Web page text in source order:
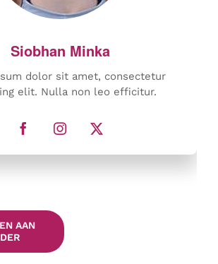
dolor sit amet, consectetur
elit. Nulla non leo efficitur.
AAN